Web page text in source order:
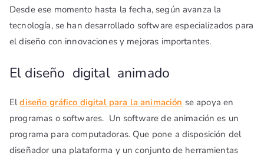
Desde ese momento hasta la fecha, según avanza la
tecnología, se han desarrollado software especializados para
el diseño con innovaciones y mejoras importantes.
El diseño digital animado
Eldiseño gráfico digital para la animación se apoya en
programas o softwares. Un software de animación es un
programa para computadoras. Que pone a disposición del
diseñador una plataforma y un conjunto de herramientas